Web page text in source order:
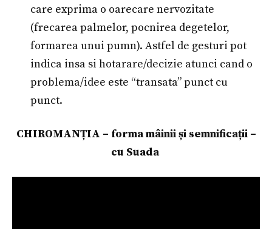
care exprima o oarecare nervozitate
(frecarea palmelor, pocnirea degetelor,
formarea unui pumn). Astfel de gesturi pot
indica insa si hotarare/decizie atunci cand o
problema/idee este “transata” punct cu
punct.
CHIROMANȚIA – forma mâinii și semnificații –
cu Suada